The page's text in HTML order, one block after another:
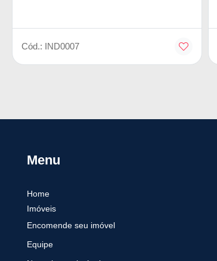
Cód.: IND0007
Menu
Home
Imóveis
Encomende seu imóvel
Equipe